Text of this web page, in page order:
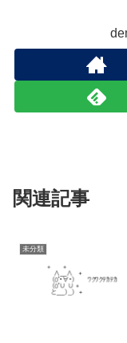
関連記事
未分類